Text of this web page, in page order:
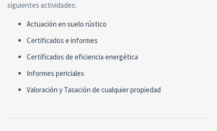
siguientes actividades:
Actuación en suelo rústico
Certificados e informes
Certificados de eficiencia energética
Informes periciales
Valoración y Tasación de cualquier propiedad